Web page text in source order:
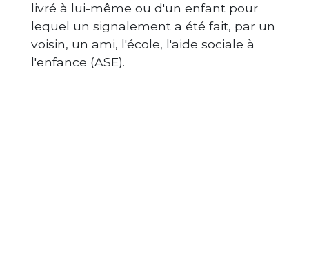
livré à lui-même ou d'un enfant pour
lequel un signalement a été fait, par un
voisin, un ami, l'école, l'aide sociale à
l'enfance (ASE).